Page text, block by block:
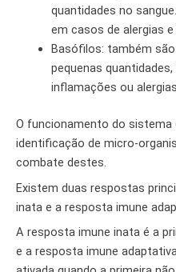
quantidades no
em casos de alergias
Basófilos: também
pequenas
inflamações ou
O funcionamento do sistema
identificação de micro-
combate destes.
Existem duas respostas
inata e a resposta imune
A resposta imune inata é a
e a resposta imune